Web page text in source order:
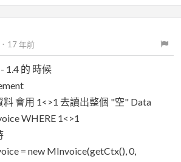
． 17 年前
1.4 的 時候
會用 1<>1 去讀出整個 "空" Data
WHERE 1<>1
= new MInvoice(getCtx(), 0,